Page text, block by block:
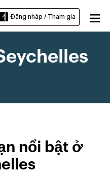
Đăng nhập / Tham gia
nổi bật ở